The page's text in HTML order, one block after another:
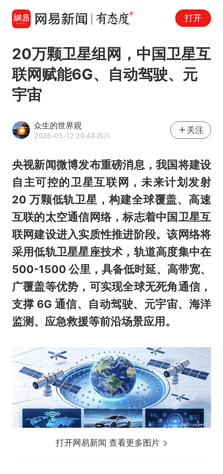
打开
20万颗卫星组网，中国卫星互
联网赋能6G、自动驾驶、元
宇宙
众生的世界观
2026-05-12 20:44·四川
关注
央视新闻微博发布重磅消息，我国将建设
自主可控的卫星互联网，未来计划发射
20 万颗低轨卫星，构建全球覆盖、高速
互联的太空通信网络，标志着中国卫星互
联网建设进入实质性推进阶段。该网络将
采用低轨卫星星座技术，轨道高度集中在
500-1500 公里，具备低时延、高带宽、
广覆盖等优势，可实现全球无死角通信，
支撑 6G 通信、自动驾驶、元宇宙、海洋
监测、应急救援等前沿场景应用。
打开网易新闻 查看更多图片